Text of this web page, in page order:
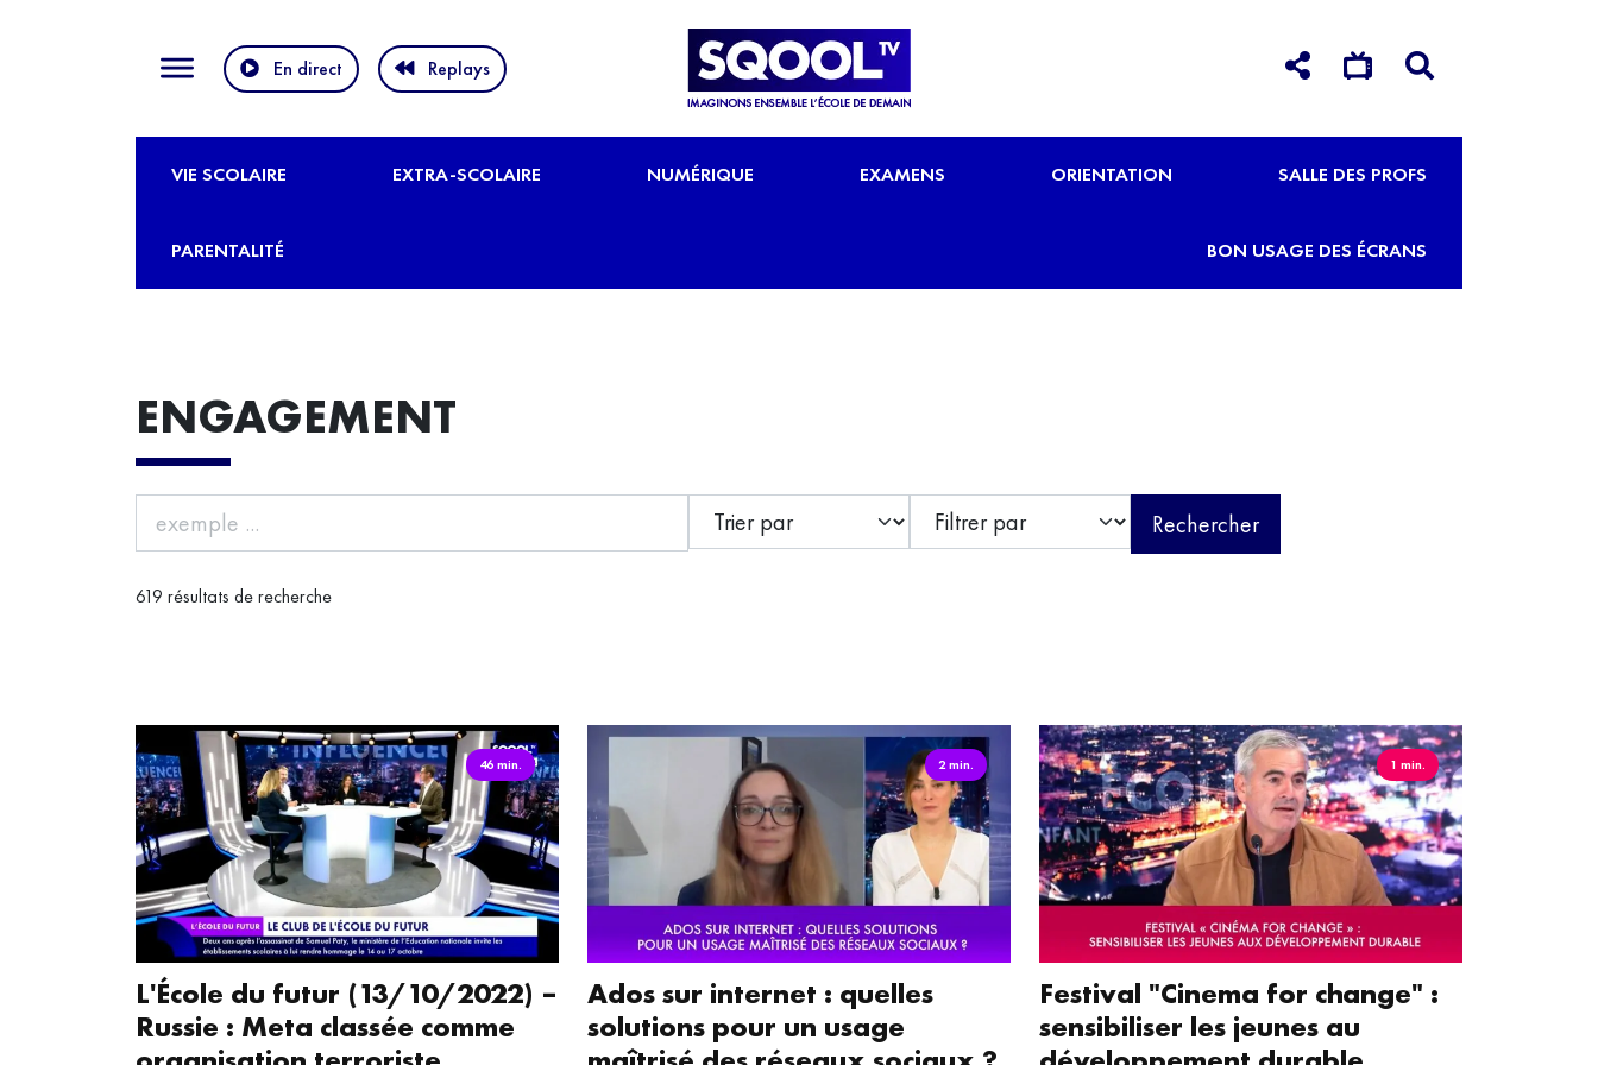
En direct Replays
VIE SCOLAIRE EXTRA-SCOLAIRE NUMÉRIQUE EXAMENS ORIENTATION SALLE DES PROFS
PARENTALITÉ BON USAGE DES ÉCRANS
ENGAGEMENT
Rechercher
619 résultats de recherche
46 min.
L'École du futur (13/10/2022) –
Russie : Meta classée comme
2 min.
Ados sur internet : quelles
solutions pour un usage
1 min.
Festival "Cinema for change" :
sensibiliser les jeunes au